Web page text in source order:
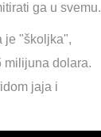
ga u svemu.
je "školjka",
milijuna dolara.
jaja i